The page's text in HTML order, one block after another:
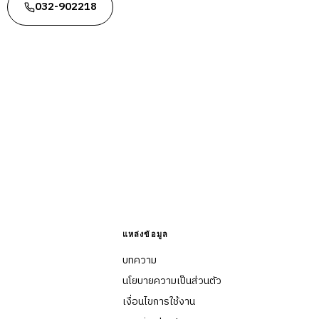
032-902218
แหล่งข้อมูล
บทความ
นโยบายความเป็นส่วนตัว
เงื่อนไขการใช้งาน